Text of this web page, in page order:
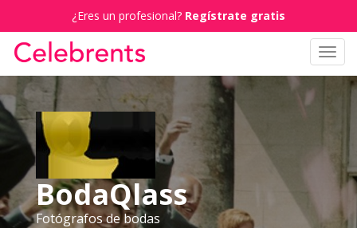
¿Eres un profesional? Regístrate gratis
BodaQlass
Fotógrafos de bodas